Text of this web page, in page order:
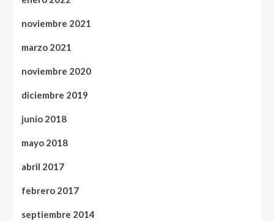
noviembre 2021
marzo 2021
noviembre 2020
diciembre 2019
junio 2018
mayo 2018
abril 2017
febrero 2017
septiembre 2014